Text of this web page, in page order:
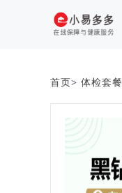
首页> 体检套餐